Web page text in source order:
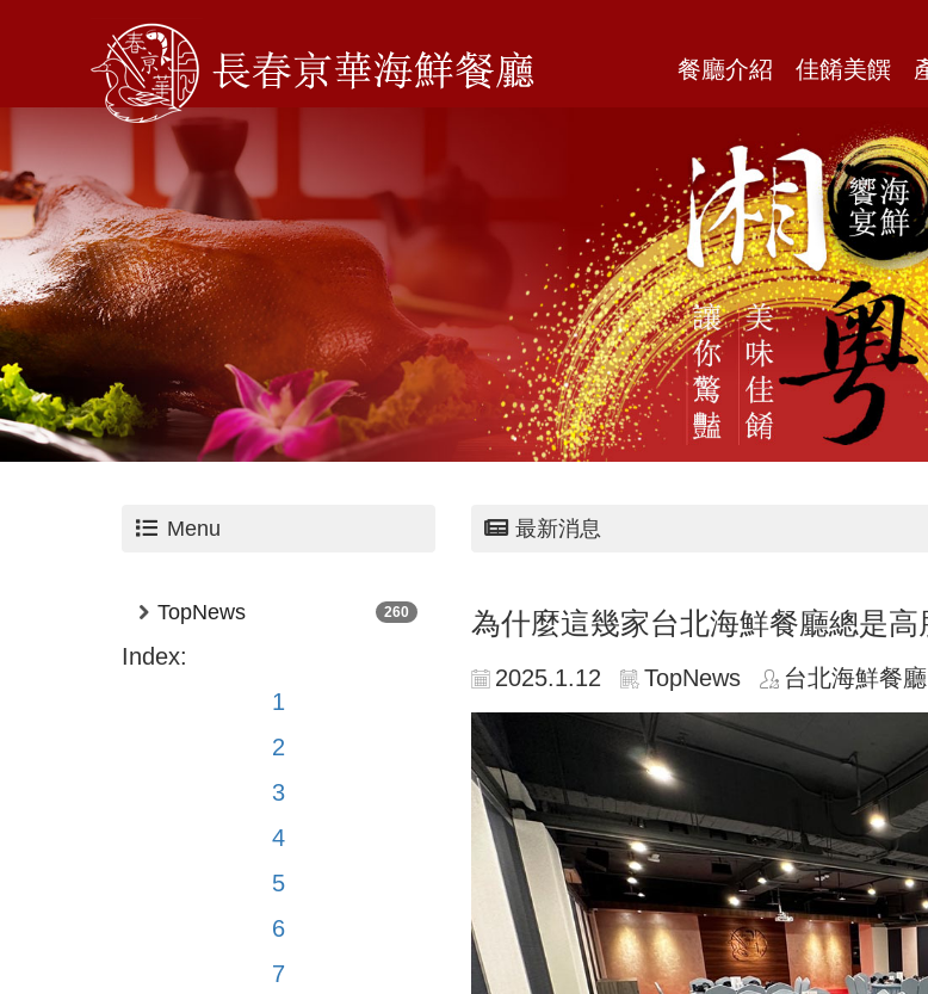
餐廳介紹 佳餚美饌
Menu
TopNews 260
Index:
1
2
3
4
5
6
7
最新消息
為什麼這幾家台北海鮮餐廳總是高
2025.1.12 TopNews 台北海鮮餐廳